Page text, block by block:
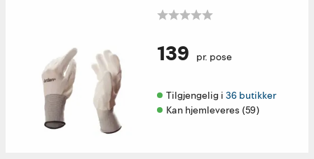
139 pr. pose
Tilgjengelig i 36 butikker
Kan hjemleveres (59)